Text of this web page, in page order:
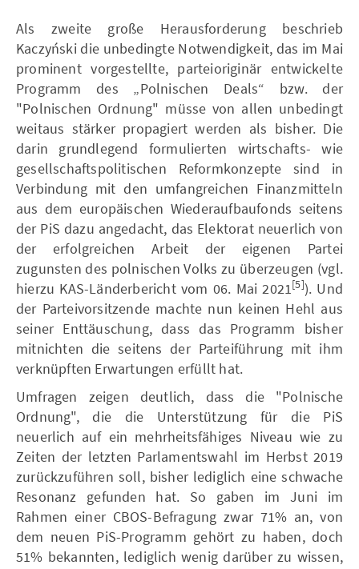
Als zweite große Herausforderung beschrieb
Kaczyński die unbedingte Notwendigkeit, das im Mai
prominent vorgestellte, parteioriginär entwickelte
Programm des „Polnischen Deals“ bzw. der
"Polnischen Ordnung" müsse von allen unbedingt
weitaus stärker propagiert werden als bisher. Die
darin grundlegend formulierten wirtschafts- wie
gesellschaftspolitischen Reformkonzepte sind in
Verbindung mit den umfangreichen Finanzmitteln
aus dem europäischen Wiederaufbaufonds seitens
der PiS dazu angedacht, das Elektorat neuerlich von
der erfolgreichen Arbeit der eigenen Partei
zugunsten des polnischen Volks zu überzeugen (vgl.
hierzu KAS-Länderbericht vom 06. Mai 2021[5]). Und
der Parteivorsitzende machte nun keinen Hehl aus
seiner Enttäuschung, dass das Programm bisher
mitnichten die seitens der Parteiführung mit ihm
verknüpften Erwartungen erfüllt hat.
Umfragen zeigen deutlich, dass die "Polnische
Ordnung", die die Unterstützung für die PiS
neuerlich auf ein mehrheitsfähiges Niveau wie zu
Zeiten der letzten Parlamentswahl im Herbst 2019
zurückzuführen soll, bisher lediglich eine schwache
Resonanz gefunden hat. So gaben im Juni im
Rahmen einer CBOS-Befragung zwar 71% an, von
dem neuen PiS-Programm gehört zu haben, doch
51% bekannten, lediglich wenig darüber zu wissen,